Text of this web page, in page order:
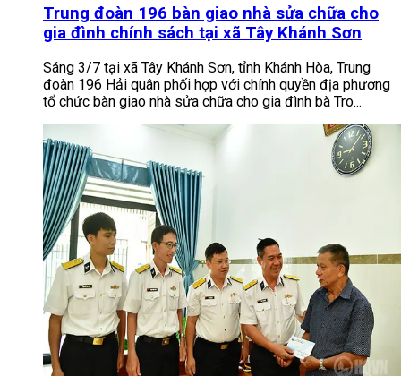
Trung đoàn 196 bàn giao nhà sửa chữa cho
gia đình chính sách tại xã Tây Khánh Sơn
Sáng 3/7 tại xã Tây Khánh Sơn, tỉnh Khánh Hòa, Trung
đoàn 196 Hải quân phối hợp với chính quyền địa phương
tổ chức bàn giao nhà sửa chữa cho gia đình bà Tro...